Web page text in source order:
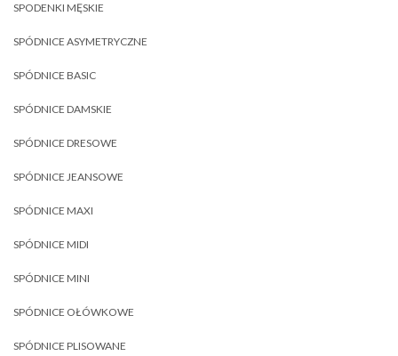
SPODENKI MĘSKIE
SPÓDNICE ASYMETRYCZNE
SPÓDNICE BASIC
SPÓDNICE DAMSKIE
SPÓDNICE DRESOWE
SPÓDNICE JEANSOWE
SPÓDNICE MAXI
SPÓDNICE MIDI
SPÓDNICE MINI
SPÓDNICE OŁÓWKOWE
SPÓDNICE PLISOWANE